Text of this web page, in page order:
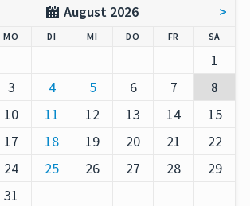
August 2026 >
MO DIENSTAG
MITTWOCH
DO NNERSTAG
FR SA
1
3 4 5 6 7
8
10 11 12 13 14
15
17 18 19 20 21
22
24 25 26 27 28
29
31